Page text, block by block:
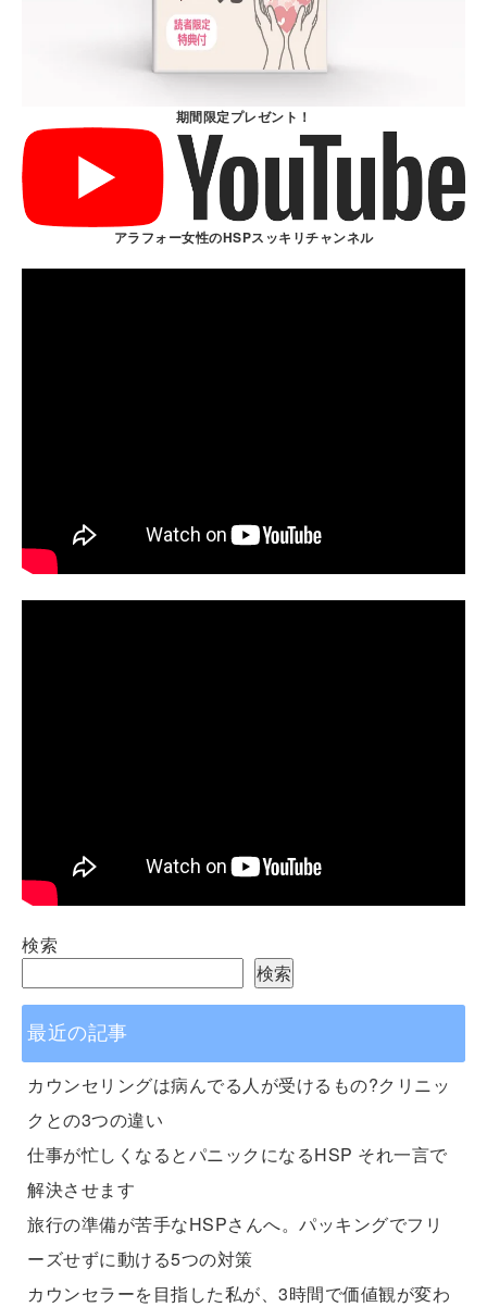
期間限定プレゼント！
アラフォー女性のHSPスッキリチャンネル
検索
検索
最近の記事
カウンセリングは病んでる人が受けるもの?クリニッ
クとの3つの違い
仕事が忙しくなるとパニックになるHSP それ一言で
解決させます
旅行の準備が苦手なHSPさんへ。パッキングでフリ
ーズせずに動ける5つの対策
カウンセラーを目指した私が、3時間で価値観が変わ